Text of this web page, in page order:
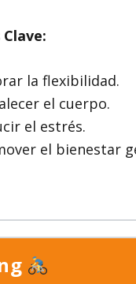
la flexibilidad.
el cuerpo.
el estrés.
el bienestar